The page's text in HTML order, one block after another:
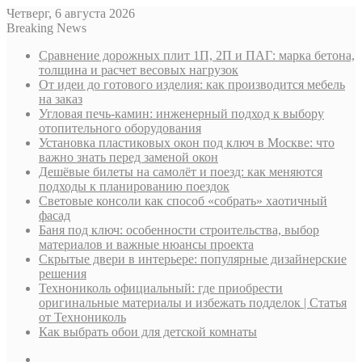
Четверг, 6 августа 2026
Breaking News
Сравнение дорожных плит 1П, 2П и ПАГ: марка бетона,
толщина и расчет весовых нагрузок
От идеи до готового изделия: как производится мебель
на заказ
Угловая печь-камин: инженерный подход к выбору
отопительного оборудования
Установка пластиковых окон под ключ в Москве: что
важно знать перед заменой окон
Дешёвые билеты на самолёт и поезд: как меняются
подходы к планированию поездок
Световые консоли как способ «собрать» хаотичный
фасад
Баня под ключ: особенности строительства, выбор
материалов и важные нюансы проекта
Скрытые двери в интерьере: популярные дизайнерские
решения
Технониколь официальный: где приобрести
оригинальные материалы и избежать подделок | Статья
от Технониколь
Как выбрать обои для детской комнаты